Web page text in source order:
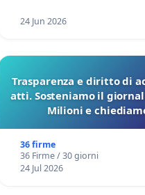
24 Jun 2026
Trasparenza e diritto di
atti. Sosteniamo il
Milioni e
sulla Pedemontana
36 firme
36 Firme / 30 giorni
24 Jul 2026